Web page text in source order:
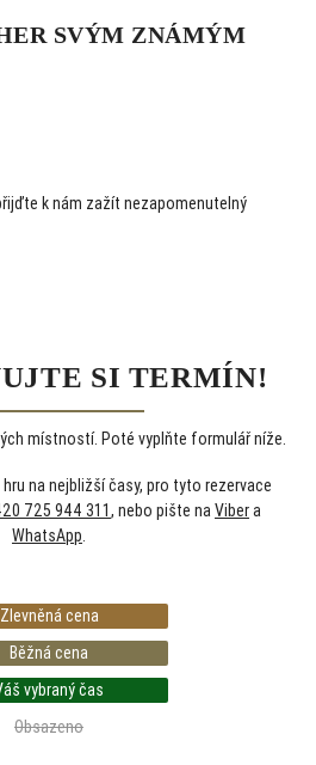
SVÝM ZNÁMÝM
k nám zažít nezapomenutelný
Zlevněná cena
Běžná cena
vybraný čas
Obsazeno
SI TERMÍN!
místností. Poté vyplňte formulář níže.
na nejbližší časy, pro tyto rezervace
725 944 311, nebo pište naVibera
WhatsApp.